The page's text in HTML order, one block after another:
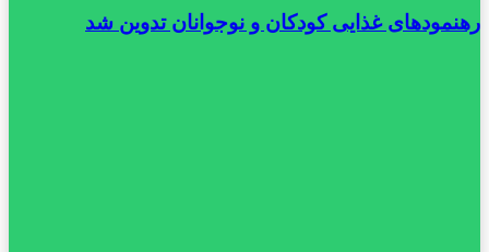
رهنمودهای غذایی کودکان و نوجوانان تدوین شد